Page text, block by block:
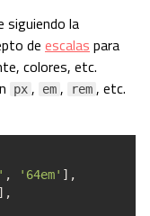
siguiendo la
de escalas para
colores, etc.
px , em , rem , etc.
, '64em' ] ,
] ,